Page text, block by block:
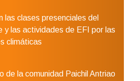
las clases presenciales del
y las actividades de EFI por las
climáticas
de la comunidad Paichil Antriao